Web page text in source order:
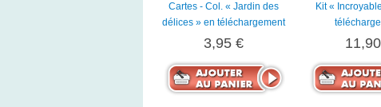
Cartes - Col. « Jardin des
délices » en téléchargement
3,95 €
Kit «